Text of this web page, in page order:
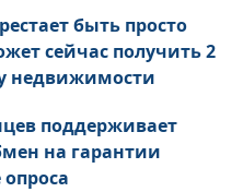
быть просто
сейчас получить 2
недвижимости
поддерживает
на гарантии